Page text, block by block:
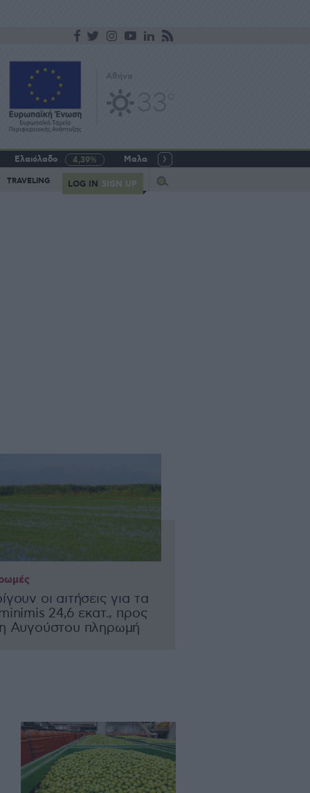
Ελαιόλαδο 4,39% Μαλακό σιτάρι
TRAVELING LOG IN SIGN UP
οι αιτήσεις για τα
24,6 εκατ., προς
Αυγούστου πληρωμή